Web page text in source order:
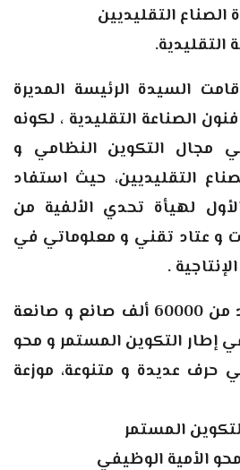
التقليديين
السيدة الرئيسة المديرة
الصناعة التقليدية ، لكونه
مجال التكوين النظامي و
التقليديين، حيث استفاد
لهيأة تحدي الألفية من
و عتاد تقني و معلوماتي في
.
كما تم استفادة أزيد من 60000 ألف صانع و صانعة
إطار التكوين المستمر و محو
حرف عديدة و متنوعة، موزعة